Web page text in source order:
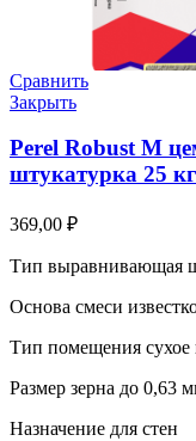
Сравнить
Закрыть
Perel Robust M
штукатурка 25 кг
369,00 ₽
Тип выравнивающая
Основа смеси
Тип помещения сухое
Размер зерна до 0,63
Назначение для стен